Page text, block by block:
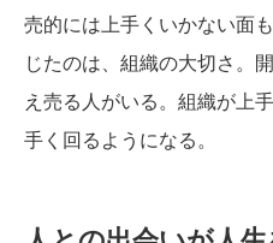
売的には上手くいかない面
じたのは、組織の大切さ。
え売る人がいる。組織が上
手く回るようになる。